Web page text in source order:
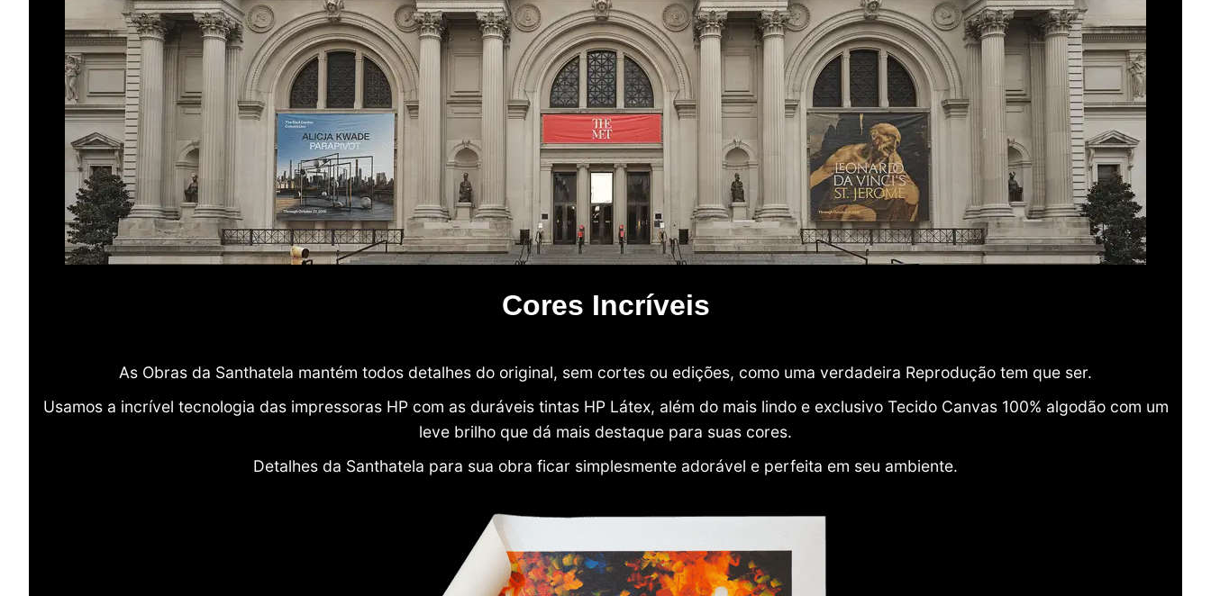
Cores Incríveis
As Obras da Santhatela mantém todos detalhes do original, sem cortes ou edições, como uma verdadeira Reprodução tem que ser.
Usamos a incrível tecnologia das impressoras HP com as duráveis tintas HP Látex, além do mais lindo e exclusivo Tecido Canvas 100% algodão com um
leve brilho que dá mais destaque para suas cores.
Detalhes da Santhatela para sua obra ficar simplesmente adorável e perfeita em seu ambiente.